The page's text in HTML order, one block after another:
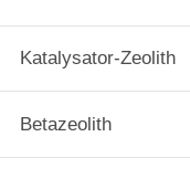
Katalysator-Zeolith
Betazeolith